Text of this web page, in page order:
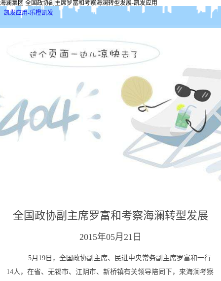
海澜集团 全国政协副主席罗富和考察海澜转型发展-凯发应用
凯发应用-乐橙凯发
全国政协副主席罗富和考察海澜转型发展
2015年05月21日
5月19日，全国政协副主席、民进中央常务副主席罗富和一行
14人，在省、无锡市、江阴市、新桥镇有关领导陪同下，来海澜考察